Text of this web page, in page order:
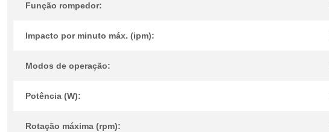
Função rompedor:
Impacto por minuto máx. (ipm):
Modos de operação:
Potência (W):
Rotação máxima (rpm):